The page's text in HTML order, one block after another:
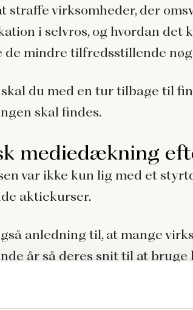
straffe virksomheder, der
i selvros, og hvordan det
mindre tilfredsstillende
du med en tur tilbage til
skal findes.
mediedækning
var ikke kun lig med et
aktiekurser.
anledning til, at mange
år så deres snit til at bruge